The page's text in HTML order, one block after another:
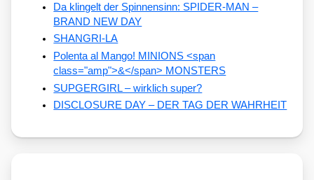
Da klingelt der Spinnensinn: SPIDER-MAN –
BRAND NEW DAY
SHANGRI-LA
Polenta al Mango! MINIONS <span
class="amp">&</span> MONSTERS
SUPGERGIRL – wirklich super?
DISCLOSURE DAY – DER TAG DER WAHRHEIT